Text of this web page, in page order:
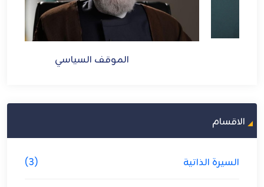
الموقف السياسي
الاقسام
السيرة الذاتية (3)